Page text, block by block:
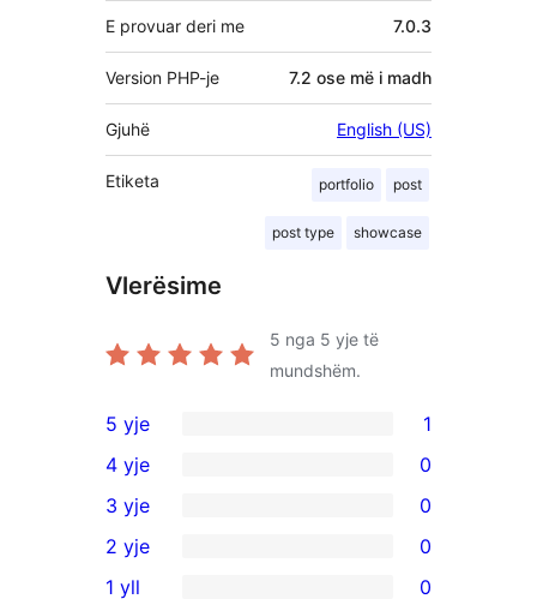
E provuar deri me 7.0.3
Version PHP-je 7.2 ose më i madh
Gjuhë English (US)
Etiketa portfolio post
post type showcase
Vlerësime
5 nga 5 yje të
mundshëm.
1
shqyrtim
me
5
yje
5 yje 1
shqyrtime
me
4
4 yje 0
0
shqyrtime
me
3 yje 0
shqyrtime
2 yje 0
1 yll 0